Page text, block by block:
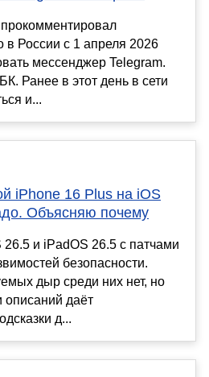
в России с 1 апреля 2026
мессенджер Telegram.
Ранее в этот день в сети
и...
iPhone 16 Plus на iOS
Объясняю почему
и iPadOS 26.5 с патчами
безопасности.
дыр среди них нет, но
описаний даёт
д...